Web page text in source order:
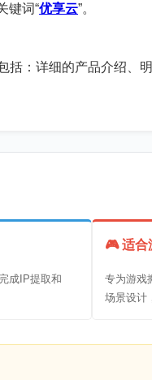
词“优享云”。
详细的产品介绍、明
成IP提取和
🎮 适合
专为游戏
场景设计